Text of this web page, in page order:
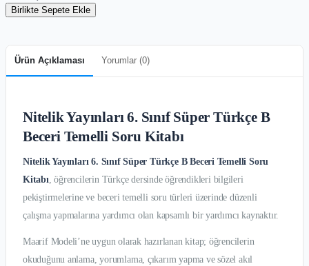
Birlikte Sepete Ekle
Ürün Açıklaması Yorumlar (0)
Nitelik Yayınları 6. Sınıf Süper Türkçe B
Beceri Temelli Soru Kitabı
Nitelik Yayınları 6. Sınıf Süper Türkçe B Beceri Temelli Soru
Kitabı, öğrencilerin Türkçe dersinde öğrendikleri bilgileri
pekiştirmelerine ve beceri temelli soru türleri üzerinde düzenli
çalışma yapmalarına yardımcı olan kapsamlı bir yardımcı kaynaktır.
Maarif Modeli’ne uygun olarak hazırlanan kitap; öğrencilerin
okuduğunu anlama, yorumlama, çıkarım yapma ve sözel akıl